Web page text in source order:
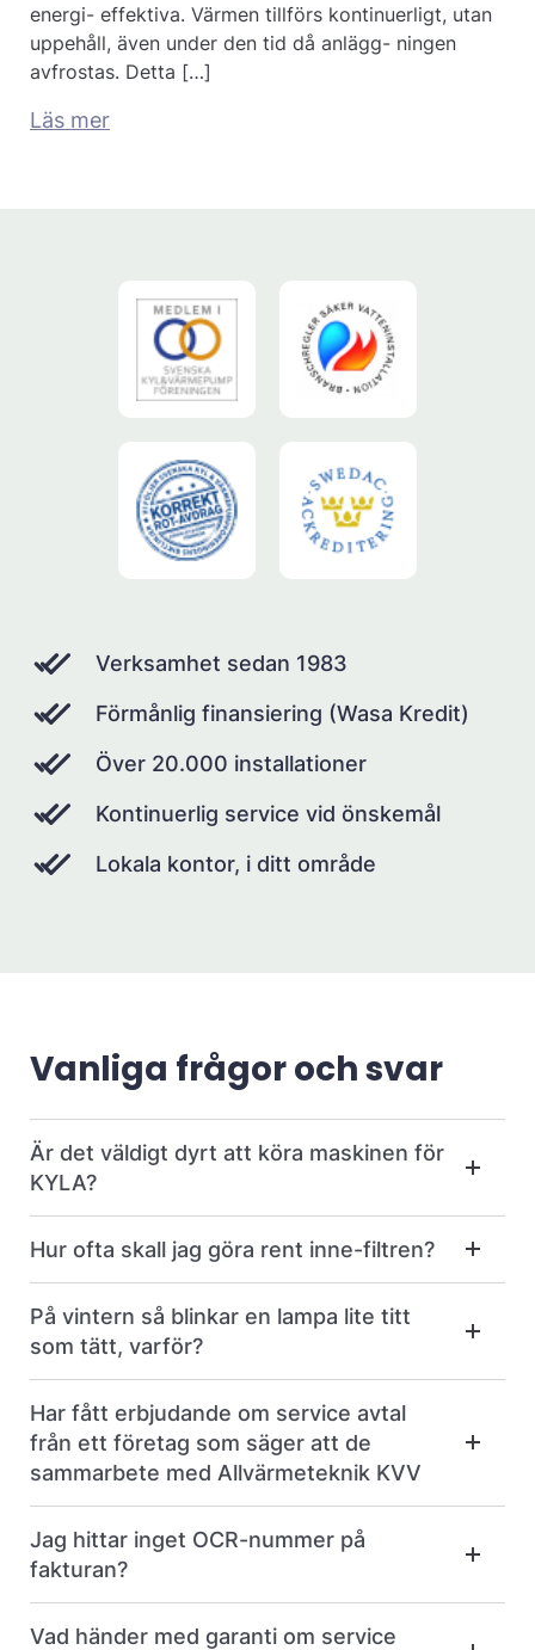
energi- effektiva. Värmen tillförs kontinuerligt, utan
uppehåll, även under den tid då anlägg- ningen
avfrostas. Detta […]
Läs mer
Verksamhet sedan 1983
Förmånlig finansiering (Wasa Kredit)
Över 20.000 installationer
Kontinuerlig service vid önskemål
Lokala kontor, i ditt område
Vanliga frågor och svar
Är det väldigt dyrt att köra maskinen för
KYLA?
Hur ofta skall jag göra rent inne-filtren?
På vintern så blinkar en lampa lite titt
som tätt, varför?
Har fått erbjudande om service avtal
från ett företag som säger att de
sammarbete med Allvärmeteknik KVV
Jag hittar inget OCR-nummer på
fakturan?
Vad händer med garanti om service